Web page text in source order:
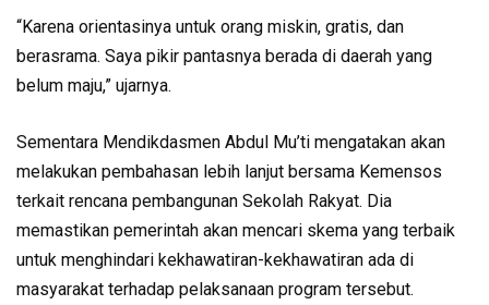
“Karena orientasinya untuk orang miskin, gratis, dan
berasrama. Saya pikir pantasnya berada di daerah yang
belum maju,” ujarnya.
Sementara Mendikdasmen Abdul Mu’ti mengatakan akan
melakukan pembahasan lebih lanjut bersama Kemensos
terkait rencana pembangunan Sekolah Rakyat. Dia
memastikan pemerintah akan mencari skema yang terbaik
untuk menghindari kekhawatiran-kekhawatiran ada di
masyarakat terhadap pelaksanaan program tersebut.